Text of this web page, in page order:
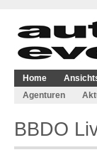
Home
Agenturen
BBDO